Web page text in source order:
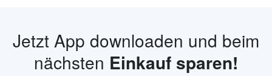
Jetzt App downloaden und beim
nächsten Einkauf sparen!